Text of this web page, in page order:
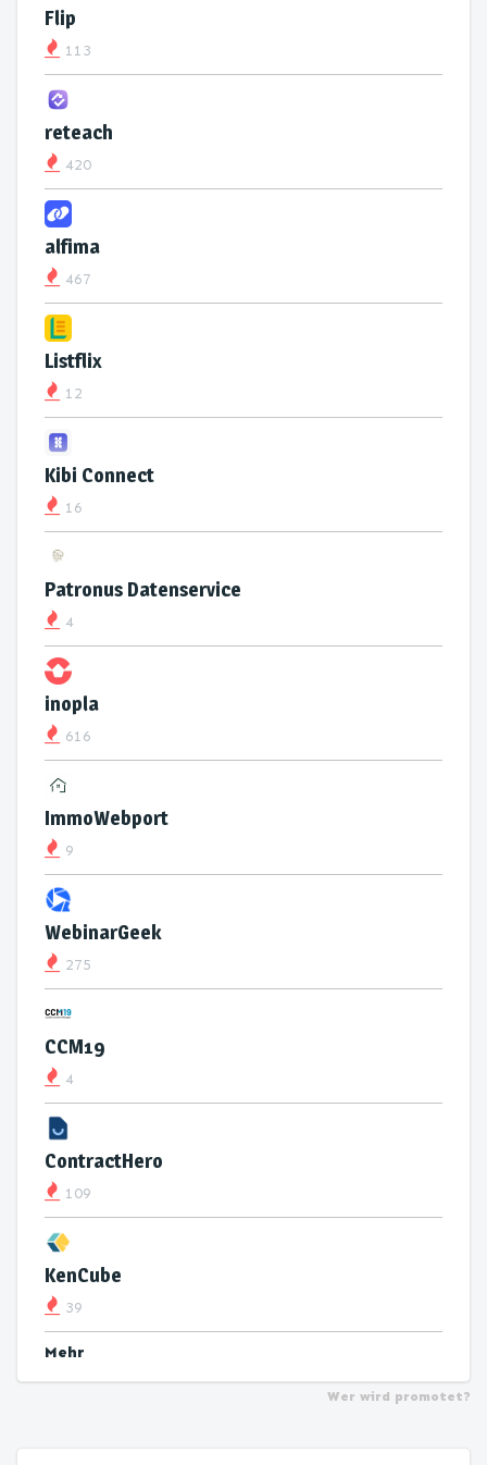
Flip
113
reteach
420
alfima
467
Listflix
12
Kibi Connect
16
Patronus Datenservice
4
inopla
616
ImmoWebport
9
WebinarGeek
275
CCM19
4
ContractHero
109
KenCube
39
Mehr
Wer wird promotet?